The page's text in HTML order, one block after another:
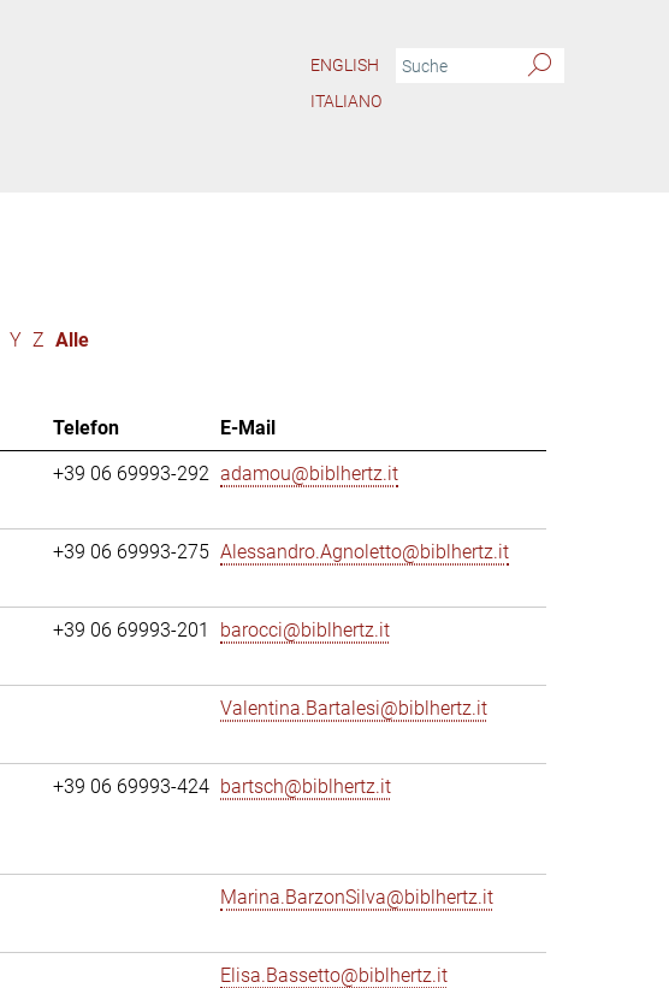
ENGLISH
ITALIANO
Y Z Alle
Telefon
E-Mail
+39 06 69993-292 adamou@biblhertz.it
+39 06 69993-275 Alessandro.Agnoletto@biblhertz.it
+39 06 69993-201 barocci@biblhertz.it
Valentina.Bartalesi@biblhertz.it
+39 06 69993-424 bartsch@biblhertz.it
Marina.BarzonSilva@biblhertz.it
Elisa.Bassetto@biblhertz.it